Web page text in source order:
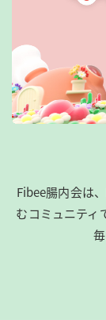
Fibee腸内会は
むコミュニティ